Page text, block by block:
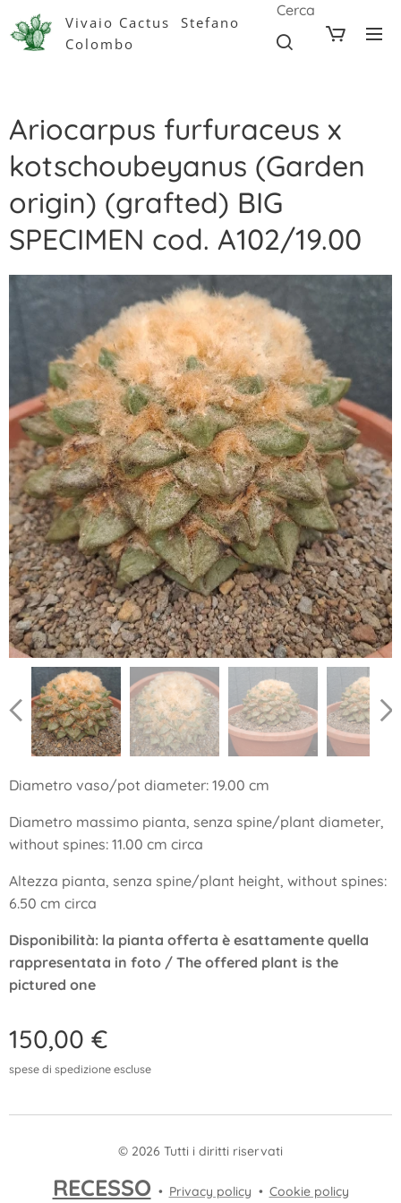
Vivaio Cactus Stefano
Colombo
Cerca
Ariocarpus furfuraceus x
kotschoubeyanus (Garden
origin) (grafted) BIG
SPECIMEN cod. A102/19.00
Diametro vaso/pot diameter: 19.00 cm
Diametro massimo pianta, senza spine/plant diameter,
without spines: 11.00 cm circa
Altezza pianta, senza spine/plant height, without spines:
6.50 cm circa
Disponibilità: la pianta offerta è esattamente quella
rappresentata in foto / The offered plant is the
pictured one
150,00 €
spese di spedizione escluse
© 2026 Tutti i diritti riservati
RECESSO Privacy policy Cookie policy